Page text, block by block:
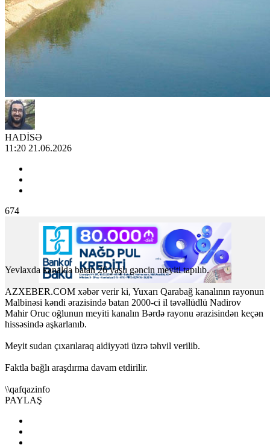
HADİSƏ
11:20 21.06.2026
674
Yevlaxda kanalda batan 26 yaşlı gəncin meyiti tapılıb.
AZXEBER.COM xəbər verir ki, Yuxarı Qarabağ kanalının rayonun
Malbinəsi kəndi ərazisində batan 2000-ci il təvəllüdlü Nadirov
Mahir Oruc oğlunun meyiti kanalın Bərdə rayonu ərazisindən keçən
hissəsində aşkarlanıb.
Meyit sudan çıxarılaraq aidiyyəti üzrə təhvil verilib.
Faktla bağlı araşdırma davam etdirilir.
\\qafqazinfo
PAYLAŞ